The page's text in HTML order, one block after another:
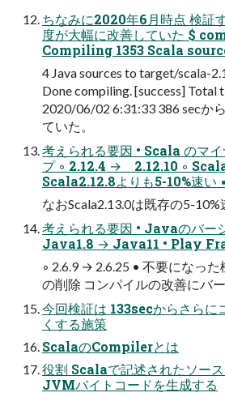
ちなみに2020年6月時点 検証
度が大幅に改善していた $
Compiling 1353 Scala
4 Java sources to target/scala-
Done compiling. [success] Total
2020/06/02 6:31:33 386 secか
ていた。
考えられる要因 • Scala のマ
プ ◦ 2.12.4 → 2.12.10 ◦
Scala2.12.8よりも5-10%速い ▪
なおScala2.13.0は既存の5-10%
考えられる要因 • Javaのバー
Java1.8 → Java11 • Play
◦ 2.6.9 → 2.6.25 • 不要になっ
の削除 コンパイルの改善にバ
今回検証は 133secからさらに
くする施策
ScalaのCompilerとは
役割 Scalaで記述されたソー
JVMバイトコードを生成する